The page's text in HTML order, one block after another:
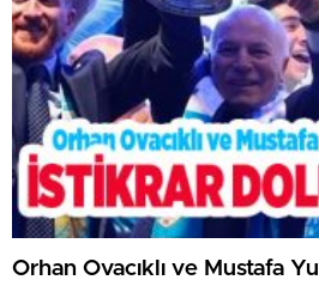
Orhan Ovacıklı ve Mustafa